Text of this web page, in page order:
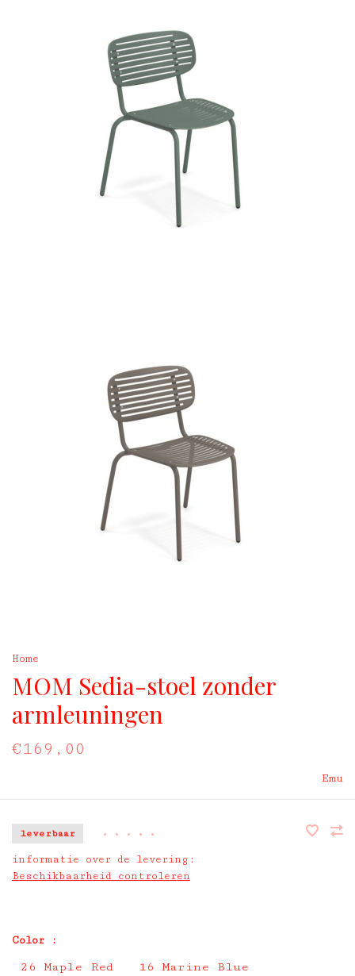
Home
MOM Sedia-stoel zonder
armleuningen
€169,00
Emu
leverbaar • • • • •
informatie over de levering:
Beschikbaarheid controleren
Color :
26 Maple Red 16 Marine Blue